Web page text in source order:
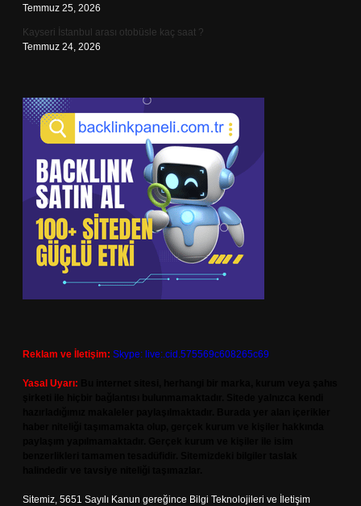
Temmuz 25, 2026
Kayseri İstanbul arası otobüsle kaç saat ?
Temmuz 24, 2026
Reklam ve İletişim: Skype: live:.cid.575569c608265c69
Yasal Uyarı:
Sitemiz, 5651 Sayılı Kanun gereğince Bilgi Teknolojileri ve İletişim